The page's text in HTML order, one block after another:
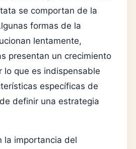
se comportan de la
formas de la
lentamente,
presentan un crecimiento
lo que es indispensable
específicas de
definir una estrategia
la importancia del